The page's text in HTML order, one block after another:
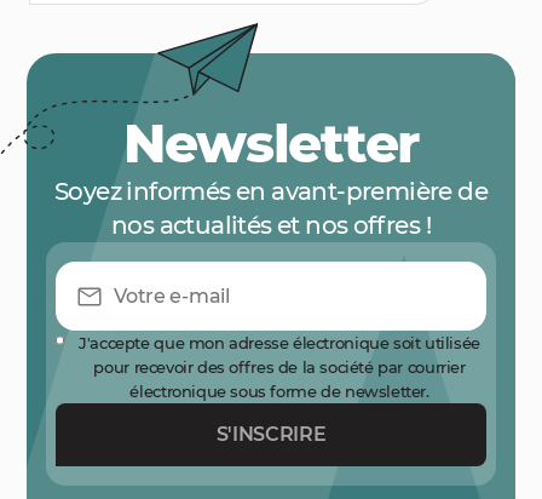
Newsletter
Soyez informés en avant-première de
nos actualités et nos offres !
J'accepte que mon adresse électronique soit utilisée
pour recevoir des offres de la société par courrier
électronique sous forme de newsletter.
S'INSCRIRE